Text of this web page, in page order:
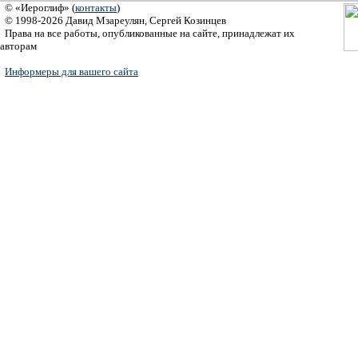
© «Иероглиф» (контакты)
© 1998-2026 Давид Мзареулян, Сергей Козинцев
Права на все работы, опубликованные на сайте, принадлежат их
авторам
Информеры для вашего сайта